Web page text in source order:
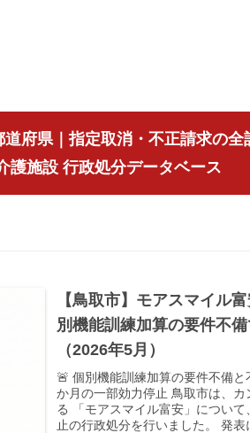
道府県｜指定取消・不正請求の全
護施設 行政処分データベース
【鳥取市】モアスマイル
別機能訓練加算の要件不
（2026年5月）
🚨 個別機能訓練加算の要件不備
か月の一部効力停止 鳥取市は、
る 「モアスマイル富安」につい
止の行政処分を行いました。 発表